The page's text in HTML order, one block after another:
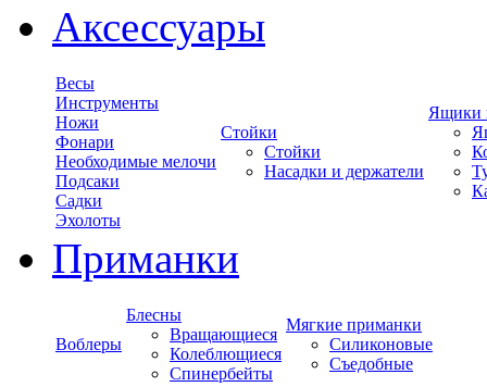
Аксессуары
Весы
Инструменты
Ножи
Фонари
Необходимые мелочи
Подсаки
Садки
Эхолоты
Стойки
Стойки
Насадки и держатели
Ящики
Приманки
Воблеры
Блесны
Вращающиеся
Колеблющиеся
Спинербейты
Мягкие приманки
Силиконовые
Съедобные